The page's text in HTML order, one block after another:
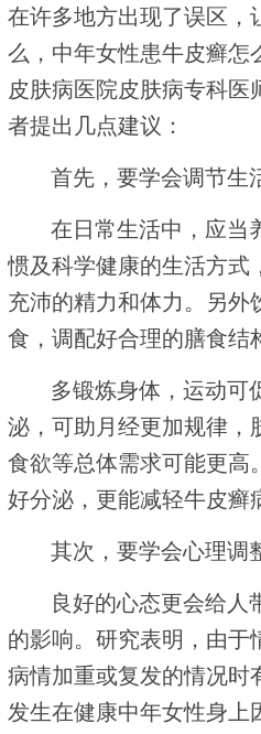
在许多地方出现了误区，
么，中年女性患牛皮癣怎
皮肤病医院皮肤病专科医
者提出几点建议：
首先，要学会调节生
在日常生活中，应当
惯及科学健康的生活方式
充沛的精力和体力。另外
食，调配好合理的膳食结
多锻炼身体，运动可
泌，可助月经更加规律，
食欲等总体需求可能更高
好分泌，更能减轻牛皮癣
其次，要学会心理调
良好的心态更会给人
的影响。研究表明，由于
病情加重或复发的情况时
发生在健康中年女性身上